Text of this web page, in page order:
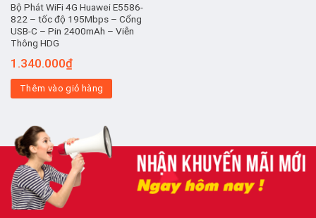
Bộ Phát WiFi 4G Huawei E5586-
822 – tốc độ 195Mbps – Cổng
USB-C – Pin 2400mAh – Viễn
Thông HDG
1.340.000₫
Thêm vào giỏ hàng